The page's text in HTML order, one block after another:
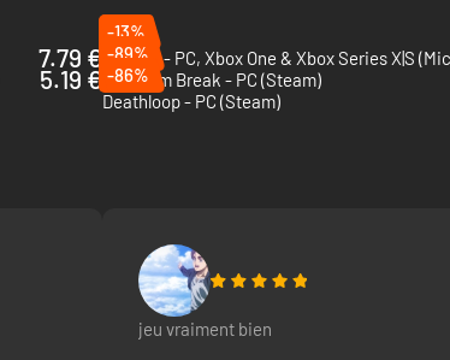
7.79 €
-13%
5.19 €
-89%
Quantum Break - PC (Steam)
-86%
Deathloop - PC (Steam)
jeu vraiment bien